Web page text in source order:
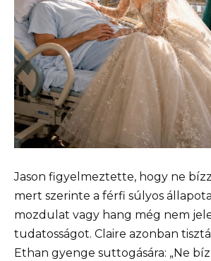
Jason figyelmeztette, hogy ne
mert szerinte a férfi súlyos
mozdulat vagy hang még nem
tudatosságot. Claire azonban
Ethan gyenge suttogására: „Ne